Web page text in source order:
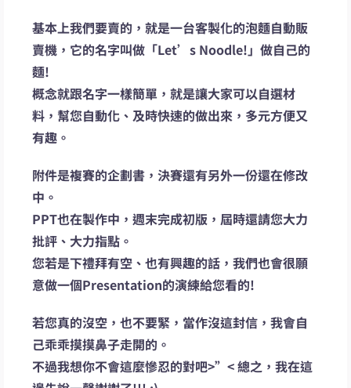
基本上我們要賣的，就是一台客製化的泡麵自動販
賣機，它的名字叫做「Let’s Noodle!」做自己的
麵!
概念就跟名字一樣簡單，就是讓大家可以自選材
料，幫您自動化、及時快速的做出來，多元方便又
有趣。
附件是複賽的企劃書，決賽還有另外一份還在修改
中。
PPT也在製作中，週末完成初版，屆時還請您大力
批評、大力指點。
您若是下禮拜有空、也有興趣的話，我們也會很願
意做一個Presentation的演練給您看的!
若您真的沒空，也不要緊，當作沒這封信，我會自
己乖乖摸摸鼻子走開的。
不過我想你不會這麼慘忍的對吧>”< 總之，我在這